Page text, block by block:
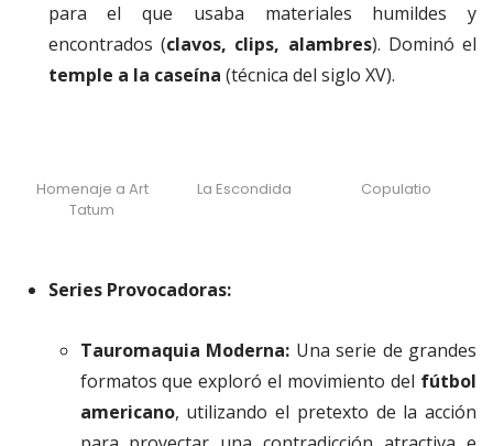
para el que usaba materiales humildes y
encontrados (clavos, clips, alambres). Dominó el
temple a la caseína (técnica del siglo XV).
Homenaje a Art
Tatum
La Escondida Copulatio
Series Provocadoras:
Tauromaquia Moderna: Una serie de grandes
formatos que exploró el movimiento del fútbol
americano, utilizando el pretexto de la acción